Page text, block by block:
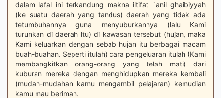
dalam lafal ini terkandung makna iltifat `anil ghaibiyyah
(ke suatu daerah yang tandus) daerah yang tidak ada
tetumbuhannya guna menyuburkannya (lalu Kami
turunkan di daerah itu) di kawasan tersebut (hujan, maka
Kami keluarkan dengan sebab hujan itu berbagai macam
buah-buahan. Seperti itulah) cara pengeluaran itulah (Kami
membangkitkan orang-orang yang telah mati) dari
kuburan mereka dengan menghidupkan mereka kembali
(mudah-mudahan kamu mengambil pelajaran) kemudian
kamu mau beriman.